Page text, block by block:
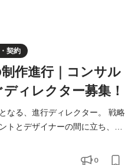
契約
作進行｜コンサル
ィレクター募集！
、進行ディレクター。 戦略
トとデザイナーの間に立ち、プ
ウトプットへ導く重要な役割を
0